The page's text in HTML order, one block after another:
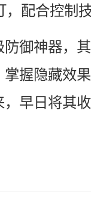
，配合控制
御神器，
握隐藏效
早日将其